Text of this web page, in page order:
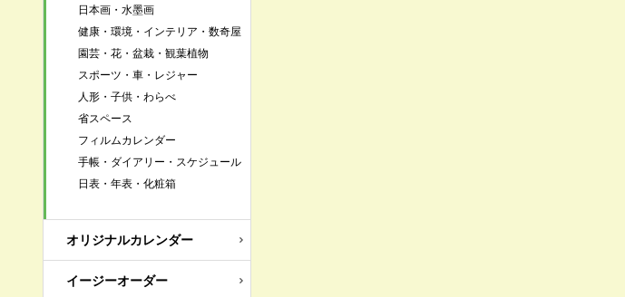
日本画・水墨画
健康・環境・インテリア・数奇屋
園芸・花・盆栽・観葉植物
スポーツ・車・レジャー
人形・子供・わらべ
省スペース
フィルムカレンダー
手帳・ダイアリー・スケジュール
日表・年表・化粧箱
オリジナルカレンダー
イージーオーダー